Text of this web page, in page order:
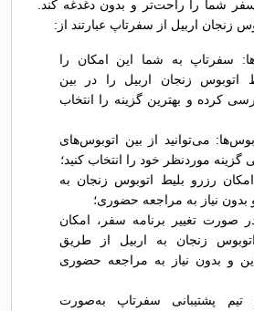
سفر شما را راحت‌تر و بدون دغدغه کند.
زنجان اربیل از سفرتاپ عبارتند از:
سفرتاپ به شما این امکان را
اتوبوس زنجان اربیل را در بین
کرده و بهترین گزینه را انتخاب
می‌توانید از بین اتوبوس‌های
رزرو بلیط اتوبوس زنجان به
و بدون نیاز به مراجعه حضوری؛
در صورت تغییر برنامه سفر، امکان
زنجان به اربیل از طریق
و بدون نیاز به مراجعه حضوری
۲۴ ساعته: تیم پشتیبانی سفرتاپ به‌صورت